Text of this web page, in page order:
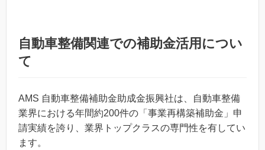
自動車整備関連での補助金活用につい
て
AMS 自動車整備補助金助成金振興社は、自動車整備
業界における年間約200件の「事業再構築補助金」申
請実績を誇り、業界トップクラスの専門性を有してい
ます。